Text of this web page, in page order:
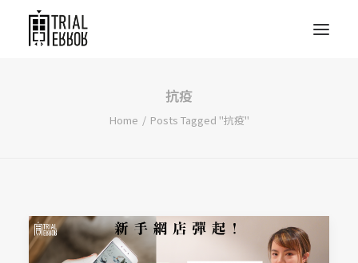
抗疫
Home Posts Tagged "抗疫"